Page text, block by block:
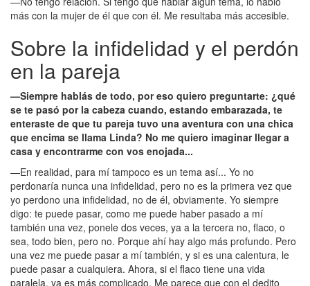
más con la mujer de él que con él. Me resultaba más accesible.
Sobre la infidelidad y el perdón
en la pareja
—Siempre hablás de todo, por eso quiero preguntarte: ¿qué
se te pasó por la cabeza cuando, estando embarazada, te
enteraste de que tu pareja tuvo una aventura con una chica
que encima se llama Linda? No me quiero imaginar llegar a
casa y encontrarme con vos enojada...
—En realidad, para mí tampoco es un tema así... Yo no
perdonaría nunca una infidelidad, pero no es la primera vez que
yo perdono una infidelidad, no de él, obviamente. Yo siempre
digo: te puede pasar, como me puede haber pasado a mí
también una vez, ponele dos veces, ya a la tercera no, flaco, o
sea, todo bien, pero no. Porque ahí hay algo más profundo. Pero
una vez me puede pasar a mí también, y si es una calentura, le
puede pasar a cualquiera. Ahora, si el flaco tiene una vida
paralela, ya es más complicado. Me parece que con el dedito